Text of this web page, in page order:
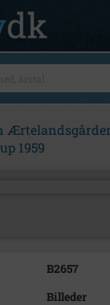
1959
B2657
Billeder